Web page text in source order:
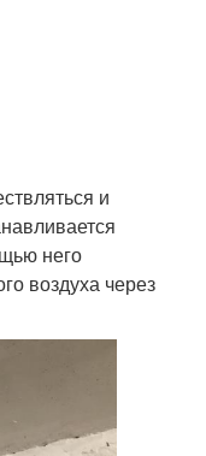
и
него
воздуха через